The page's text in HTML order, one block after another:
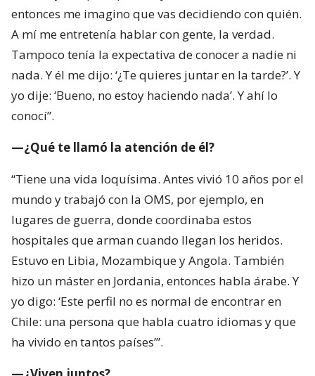
conocí”.
—¿Qué te llamó la atención de él?
“Tiene una vida loquísima. Antes vivió 10 años por el
mundo y trabajó con la OMS, por ejemplo, en
lugares de guerra, donde coordinaba estos
hospitales que arman cuando llegan los heridos.
Estuvo en Libia, Mozambique y Angola. También
hizo un máster en Jordania, entonces habla árabe. Y
yo digo: ‘Este perfil no es normal de encontrar en
Chile: una persona que habla cuatro idiomas y que
ha vivido en tantos países’”.
“No. Él vive en El Prat, donde está el aeropuerto de
Barcelona. El Prat es un pueblo con mar, entonces es
otra vida; todavía no llegan tantos turistas. Él anda
mucho en moto y, en moto, está a 15 minutos de